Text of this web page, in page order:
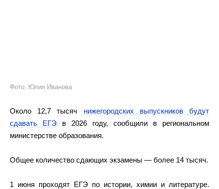
Фото: Юлия Иванова
Около 12,7 тысяч нижегородских выпускников будут
сдавать ЕГЭ в 2026 году, сообщили в региональном
министерстве образования.
Общее количество сдающих экзамены — более 14 тысяч.
1 июня проходят ЕГЭ по истории, химии и литературе.